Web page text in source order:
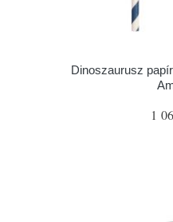
Dinoszaurusz
1